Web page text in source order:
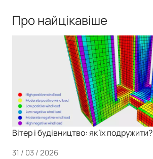
Про найцікавіше
Вітер і будівництво: як їх подружити?
31 / 03 / 2026